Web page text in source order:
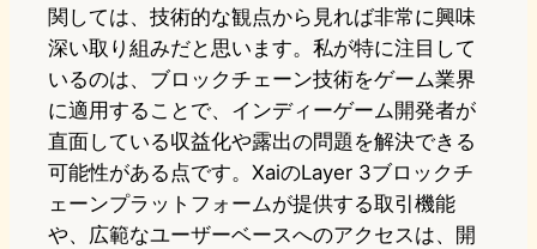
関しては、技術的な観点から見れば非常に興味
深い取り組みだと思います。私が特に注目して
いるのは、ブロックチェーン技術をゲーム業界
に適用することで、インディーゲーム開発者が
直面している収益化や露出の問題を解決できる
可能性がある点です。XaiのLayer 3ブロックチ
ェーンプラットフォームが提供する取引機能
や、広範なユーザーベースへのアクセスは、開